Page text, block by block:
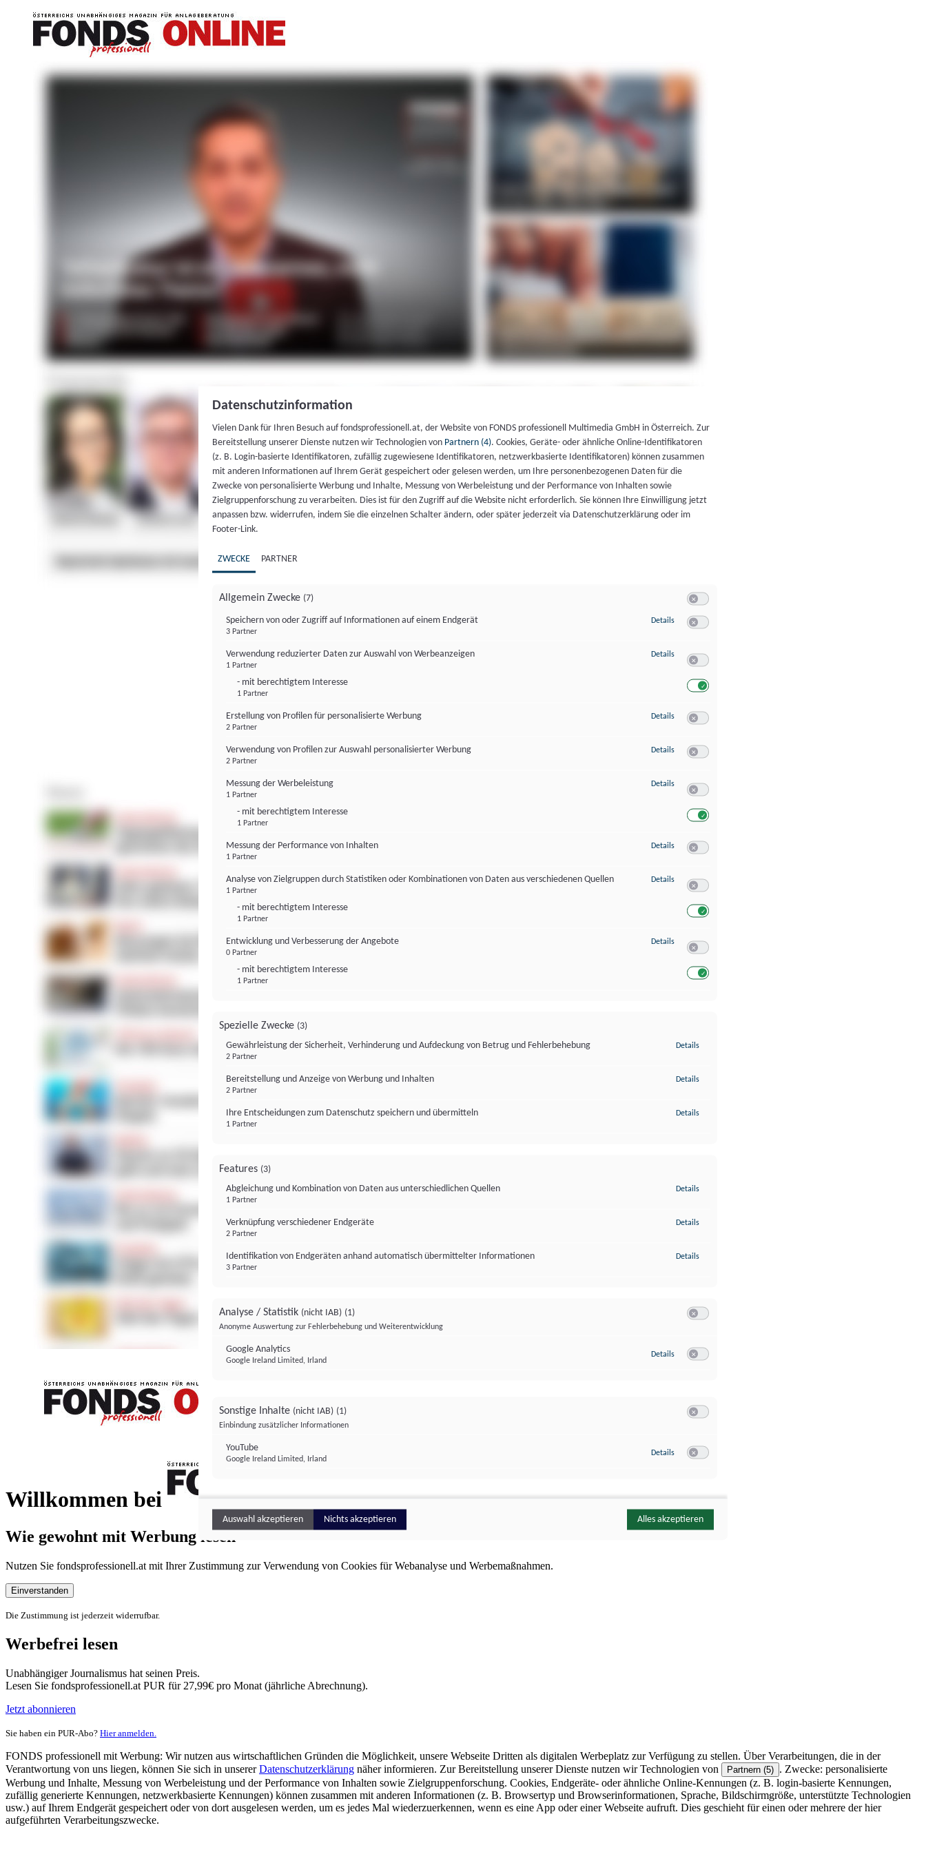
Willkommen bei
FONDS professionell
Wie gewohnt mit Werbung lesen
Nutzen Sie fondsprofessionell.at mit Ihrer Zustimmung zur Verwendung von Cookies für Webanalyse und Werbemaßnahmen.
Einverstanden
Die Zustimmung ist jederzeit widerrufbar.
Werbefrei lesen
Unabhängiger Journalismus hat seinen Preis.
Lesen Sie fondsprofessionell.at PUR für 27,99€ pro Monat (jährliche Abrechnung).
Jetzt abonnieren
Sie haben ein PUR-Abo? Hier anmelden.
FONDS professionell mit Werbung: Wir nutzen aus wirtschaftlichen Gründen die Möglichkeit, unsere Webseite Dritten als digitalen Werbeplatz zur Verfügung zu stellen. Über Verarbeitungen, die in der
Verantwortung von uns liegen, können Sie sich in unsererDatenschutzerklärung näher informieren. Zur Bereitstellung unserer Dienste nutzen wir Technologien von Partnern (5) . Zwecke: personalisierte
Werbung und Inhalte, Messung von Werbeleistung und der Performance von Inhalten sowie Zielgruppenforschung. Cookies, Endgeräte- oder ähnliche Online-Kennungen (z. B. login-basierte Kennungen,
zufällig generierte Kennungen, netzwerkbasierte Kennungen) können zusammen mit anderen Informationen (z. B. Browsertyp und Browserinformationen, Sprache, Bildschirmgröße, unterstützte Technologien
usw.) auf Ihrem Endgerät gespeichert oder von dort ausgelesen werden, um es jedes Mal wiederzuerkennen, wenn es eine App oder einer Webseite aufruft. Dies geschieht für einen oder mehrere der hier
aufgeführten Verarbeitungszwecke.
Datenschutzinformation
Vielen Dank für Ihren Besuch auf fondsprofessionell.at, der Website von FONDS professionell Multimedia GmbH in Österreich. Zur
Bereitstellung unserer Dienste nutzen wir Technologien von Partnern (4). Cookies, Geräte- oder ähnliche Online-Identifikatoren
(z. B. Login-basierte Identifikatoren, zufällig zugewiesene Identifikatoren, netzwerkbasierte Identifikatoren) können zusammen
mit anderen Informationen auf Ihrem Gerät gespeichert oder gelesen werden, um Ihre personenbezogenen Daten für die
Zwecke von personalisierte Werbung und Inhalte, Messung von Werbeleistung und der Performance von Inhalten sowie
Zielgruppenforschung zu verarbeiten. Dies ist für den Zugriff auf die Website nicht erforderlich. Sie können Ihre Einwilligung jetzt
anpassen bzw. widerrufen, indem Sie die einzelnen Schalter ändern, oder später jederzeit via Datenschutzerklärung oder im
Footer-Link.
ZWECKE PARTNER
Allgemein Zwecke (7)
Speichern von oder Zugriff auf Informationen auf einem Endgerät
3 Partner
Details zu Speichern von oder Zugriff auf Informationen auf einem Endgerät
Verwendung reduzierter Daten zur Auswahl von Werbeanzeigen
1 Partner
- mit berechtigtem Interesse
1 Partner
Details zu Verwendung reduzierter Daten zur Auswahl von Werbeanzeigen
Erstellung von Profilen für personalisierte Werbung
2 Partner
Details zu Erstellung von Profilen für personalisierte Werbung
Verwendung von Profilen zur Auswahl personalisierter Werbung
2 Partner
Details zu Verwendung von Profilen zur Auswahl personalisierter Werbung
Messung der Werbeleistung
1 Partner
- mit berechtigtem Interesse
1 Partner
Details zu Messung der Werbeleistung
Messung der Performance von Inhalten
1 Partner
Details zu Messung der Performance von Inhalten
Analyse von Zielgruppen durch Statistiken oder Kombinationen von Daten aus verschiedenen Quellen
1 Partner
- mit berechtigtem Interesse
1 Partner
Details zu Analyse von Zielgruppen durch Statistiken oder Kombinationen von
Entwicklung und Verbesserung der Angebote
0 Partner
- mit berechtigtem Interesse
1 Partner
Details zu Entwicklung und Verbesserung der Angebote
Spezielle Zwecke (3)
Gewährleistung der Sicherheit, Verhinderung und Aufdeckung von Betrug und Fehlerbehebung
2 Partner
Details
Bereitstellung und Anzeige von Werbung und Inhalten
2 Partner
Details
Ihre Entscheidungen zum Datenschutz speichern und übermitteln
1 Partner
Details
Features (3)
Abgleichung und Kombination von Daten aus unterschiedlichen Quellen
1 Partner
Details
Verknüpfung verschiedener Endgeräte
2 Partner
Details
Identifikation von Endgeräten anhand automatisch übermittelter Informationen
3 Partner
Details
Analyse / Statistik (nicht IAB) (1)
Anonyme Auswertung zur Fehlerbehebung und Weiterentwicklung
Google Analytics
Google Ireland Limited, Irland
Details zu Google Analytics
Sonstige Inhalte (nicht IAB) (1)
Einbindung zusätzlicher Informationen
YouTube
Google Ireland Limited, Irland
Details zu YouTube
Auswahl akzeptieren Nichts akzeptieren Alles akzeptieren